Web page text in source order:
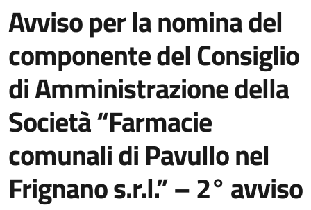
Avviso per la nomina del
componente del Consiglio
di Amministrazione della
Società “Farmacie
comunali di Pavullo nel
Frignano s.r.l.” – 2° avviso